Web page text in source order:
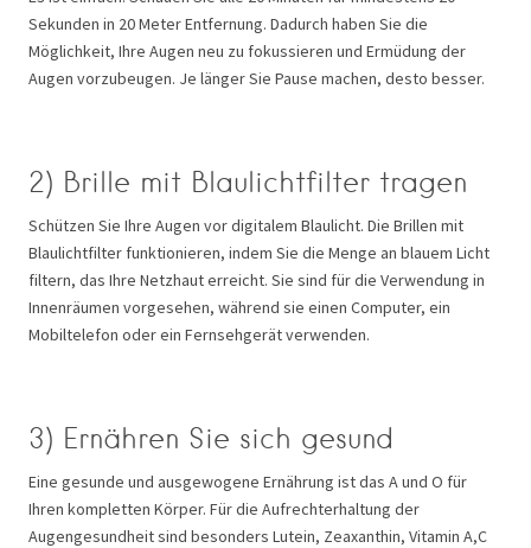
Sekunden in 20 Meter Entfernung. Dadurch haben Sie die
Möglichkeit, Ihre Augen neu zu fokussieren und Ermüdung der
Augen vorzubeugen. Je länger Sie Pause machen, desto besser.
2) Brille mit Blaulichtfilter tragen
Schützen Sie Ihre Augen vor digitalem Blaulicht. Die Brillen mit
Blaulichtfilter funktionieren, indem Sie die Menge an blauem Licht
filtern, das Ihre Netzhaut erreicht. Sie sind für die Verwendung in
Innenräumen vorgesehen, während sie einen Computer, ein
Mobiltelefon oder ein Fernsehgerät verwenden.
3) Ernähren Sie sich gesund
Eine gesunde und ausgewogene Ernährung ist das A und O für
Ihren kompletten Körper. Für die Aufrechterhaltung der
Augengesundheit sind besonders Lutein, Zeaxanthin, Vitamin A,C